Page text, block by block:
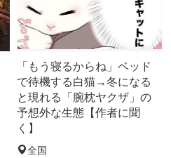
「もう寝るからね」ベッド
で待機する白猫→冬になる
と現れる「腕枕ヤクザ」の
予想外な生態【作者に聞
く】
全国